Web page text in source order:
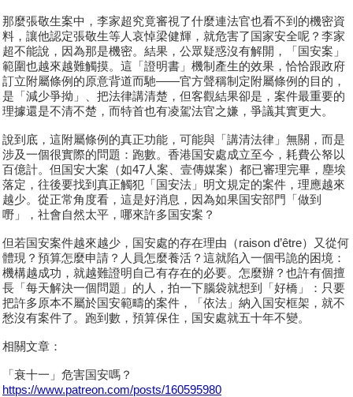
那麼張敬生案中，李家超究竟審視了什麼連法官也看不到的機密資
料，讓他認定張敬生等人哀悼梁健輝，就危害了国家安全呢？李家
超不能說，因為那是機密。結果，公眾疑惑沒有解開，「国安案」
範圍也越來越難觸摸。這「證明書」機制產生的效果，恰恰跟政府
訂立附屬條例的原意背道而馳——官方聲稱制定附屬條例的目的，
是「減少爭拗」、把法律講清楚，但客觀結果卻是，案件最重要的
理據還是不清不楚，而特首也有凌駕法官之嫌，爭議其實更大。
說到底，這附屬條例的真正功能，可能與「講清法律」無關，而是
涉及一個很實際的問題：跑數。香港国安處成立至今，耗費公帑以
百億計。但国安大案（如47人案、壹傳媒案）都已審理完畢，塵埃
落定，往後要找到真正觸犯「国安法」明文規定的案件，理應越來
越少。從正常角度看，這是好消息，因為如果国安部門「做到
嘢」，社會自然太平，哪來許多国安案？
但若国安案件越來越少，国安處的存在理由（raison d’être）又從何
體現？預算怎麼申請？人員怎麼養活？這就陷入一個弔詭的困境：
機構越成功，就越難證明自己有存在的必要。怎麼辦？也許有個擅
長「每天解決一個問題」的人，拍一下腦袋就想到「好橋」：只要
把許多原本不屬於国安範疇的案件，「依法」納入国安框架，就不
愁沒有案件了。跑到數，預算保住，国安處就五十年不變。
相關文章：
「衰十一」危害国安嗎？
https://www.patreon.com/posts/160595980